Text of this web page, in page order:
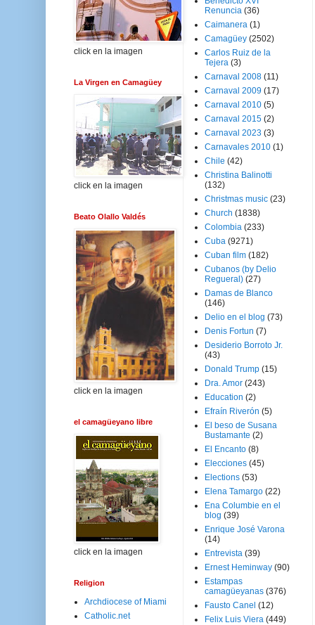
click en la imagen
La Virgen en Camagüey
click en la imagen
Beato Olallo Valdés
click en la imagen
el camagüeyano libre
click en la imagen
Religion
Archdiocese of Miami
Catholic.net
Renuncia (36)
Caimanera (1)
Camagüey (2502)
Carlos Ruiz de la
Tejera (3)
Carnaval 2008 (11)
Carnaval 2009 (17)
Carnaval 2010 (5)
Carnaval 2015 (2)
Carnaval 2023 (3)
Carnavales 2010 (1)
Chile (42)
Christina Balinotti
(132)
Christmas music (23)
Church (1838)
Colombia (233)
Cuba (9271)
Cuban film (182)
Cubanos (by Delio
Regueral) (27)
Damas de Blanco
(146)
Delio en el blog (73)
Denis Fortun (7)
Desiderio Borroto Jr.
(43)
Donald Trump (15)
Dra. Amor (243)
Education (2)
Efraín Riverón (5)
El beso de Susana
Bustamante (2)
El Encanto (8)
Elecciones (45)
Elections (53)
Elena Tamargo (22)
Ena Columbie en el
blog (39)
Enrique José Varona
(14)
Entrevista (39)
Ernest Heminway (90)
Estampas
camagüeyanas (376)
Fausto Canel (12)
Felix Luis Viera (449)